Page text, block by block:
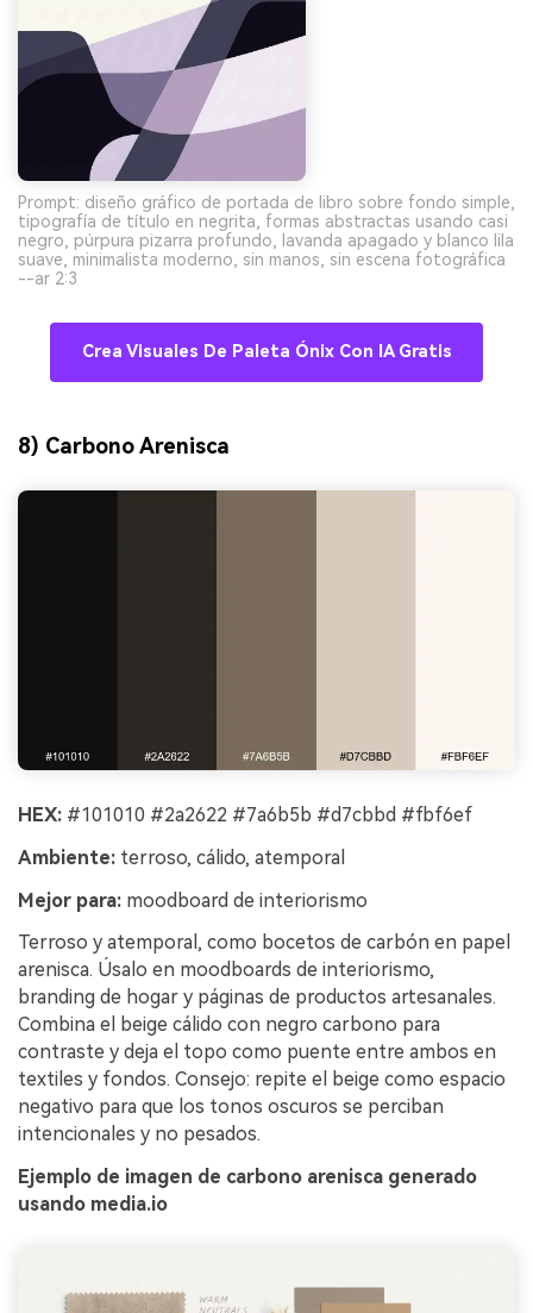
Prompt: diseño gráfico de portada de libro sobre fondo simple,
tipografía de título en negrita, formas abstractas usando casi
negro, púrpura pizarra profundo, lavanda apagado y blanco lila
suave, minimalista moderno, sin manos, sin escena fotográfica
--ar 2:3
Crea Visuales De Paleta Ónix Con IA Gratis
8) Carbono Arenisca
HEX: #101010 #2a2622 #7a6b5b #d7cbbd #fbf6ef
Ambiente: terroso, cálido, atemporal
Mejor para: moodboard de interiorismo
Terroso y atemporal, como bocetos de carbón en papel
arenisca. Úsalo en moodboards de interiorismo,
branding de hogar y páginas de productos artesanales.
Combina el beige cálido con negro carbono para
contraste y deja el topo como puente entre ambos en
textiles y fondos. Consejo: repite el beige como espacio
negativo para que los tonos oscuros se perciban
intencionales y no pesados.
Ejemplo de imagen de carbono arenisca generado
usando media.io